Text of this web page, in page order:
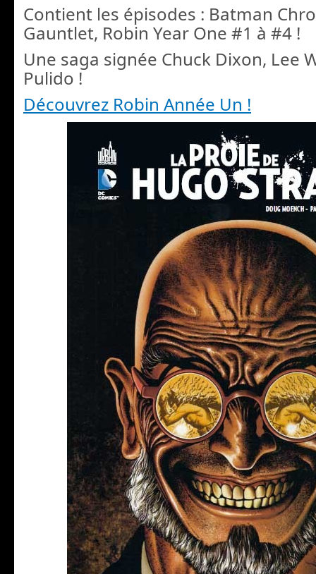
Contient les épisodes : Batman
Gauntlet, Robin Year One #1 à #4 !
Une saga signée Chuck Dixon, Lee
Pulido !
Découvrez Robin Année Un !